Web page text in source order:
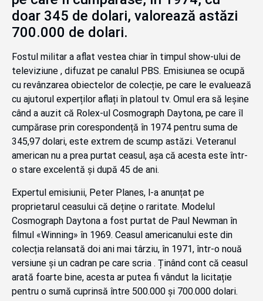
doar 345 de dolari, valorează astăzi
700.000 de dolari.
Fostul militar a aflat vestea chiar în timpul show-ului de
televiziune , difuzat pe canalul PBS. Emisiunea se ocupă
cu revânzarea obiectelor de colecție, pe care le evaluează
cu ajutorul experților aflați în platoul tv. Omul era să leșine
când a auzit că Rolex-ul Cosmograph Daytona, pe care îl
cumpărase prin corespondență în 1974 pentru suma de
345,97 dolari, este extrem de scump astăzi. Veteranul
american nu a prea purtat ceasul, așa că acesta este într-
o stare excelentă și după 45 de ani.
Expertul emisiunii, Peter Planes, l-a anunțat pe
proprietarul ceasului că deține o raritate. Modelul
Cosmograph Daytona a fost purtat de Paul Newman în
filmul «Winning» în 1969. Ceasul americanului este din
colecția relansată doi ani mai târziu, în 1971, într-o nouă
versiune și un cadran pe care scria . Ținând cont că ceasul
arată foarte bine, acesta ar putea fi vândut la licitație
pentru o sumă cuprinsă între 500.000 și 700.000 dolari.